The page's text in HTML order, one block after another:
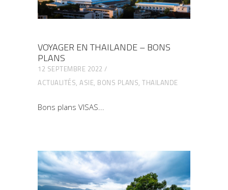
VOYAGER EN THAILANDE – BONS
PLANS
12 SEPTEMBRE 2022
ACTUALITÉS, ASIE, BONS PLANS, THAILANDE
Bons plans VISAS